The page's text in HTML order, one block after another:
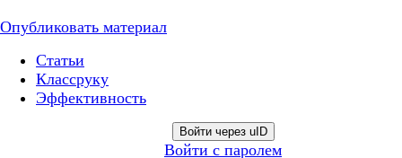
Опубликовать материал
Статьи
Классруку
Эффективность
Войти через uID
Войти с паролем